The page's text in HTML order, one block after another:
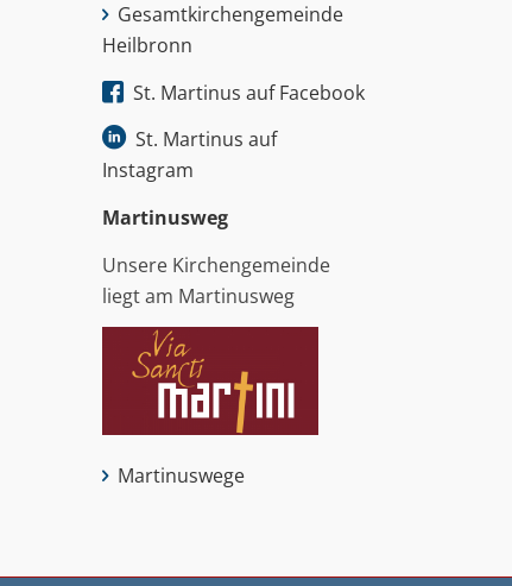
Gesamtkirchengemeinde
Heilbronn
St. Martinus auf Facebook
St. Martinus auf
Instagram
Martinus­weg
Unsere Kirchengemeinde
liegt am Martinusweg
Martinuswege